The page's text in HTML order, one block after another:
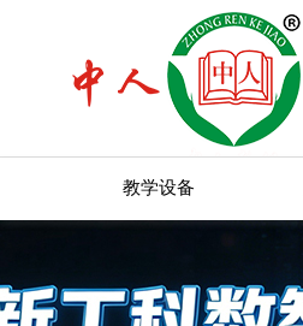
教学设备